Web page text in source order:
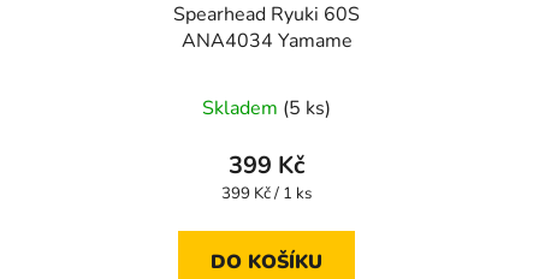
Spearhead Ryuki 60S
ANA4034 Yamame
Skladem (5 ks)
399 Kč
Měrná
399 Kč / 1 ks
DO KOŠÍKU